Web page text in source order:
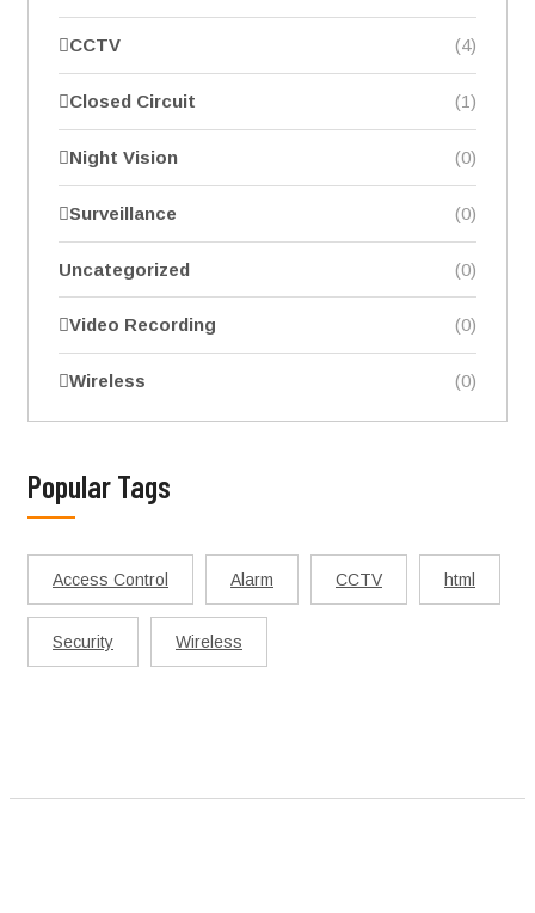
CCTV (4)
Closed Circuit (1)
Night Vision (0)
Surveillance (0)
Uncategorized (0)
Video Recording (0)
Wireless (0)
Popular Tags
Access Control Alarm CCTV html
Security Wireless